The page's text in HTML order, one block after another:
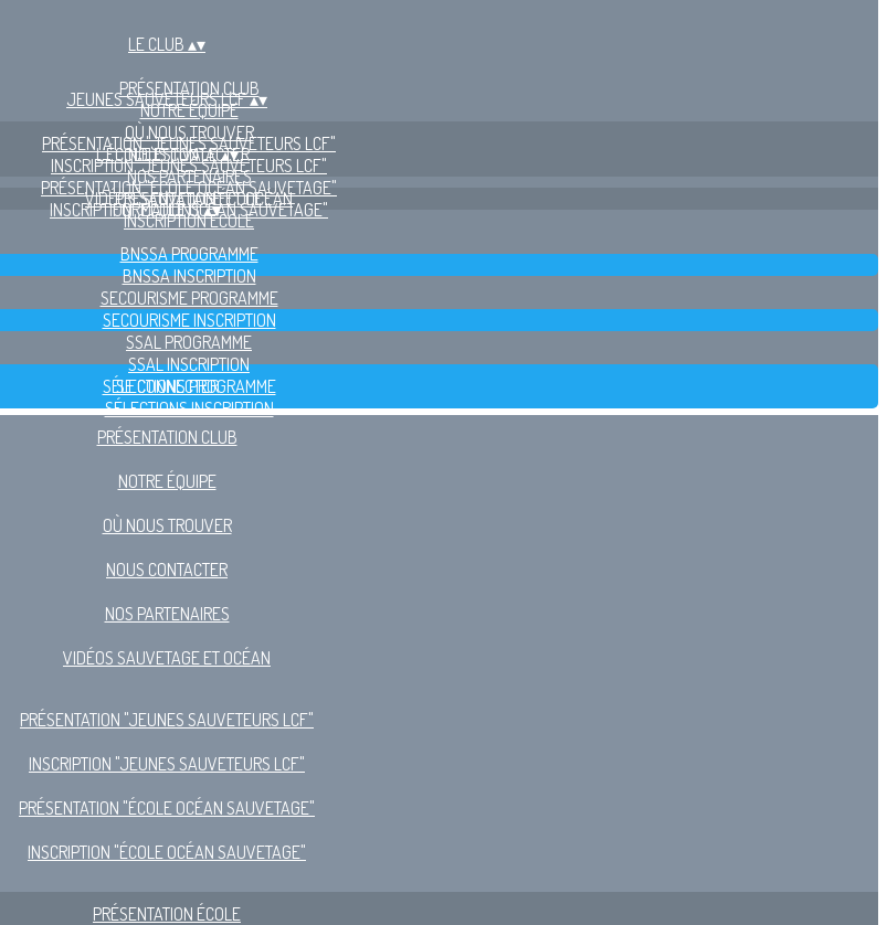
LE CLUB ▴▾
PRÉSENTATION CLUB
NOTRE ÉQUIPE
OÙ NOUS TROUVER
NOUS CONTACTER
NOS PARTENAIRES
VIDÉOS SAUVETAGE ET OCÉAN
JEUNES SAUVETEURS LCF▴▾
PRÉSENTATION "JEUNES SAUVETEURS LCF"
INSCRIPTION "JEUNES SAUVETEURS LCF"
PRÉSENTATION "ÉCOLE OCÉAN SAUVETAGE"
INSCRIPTION "ÉCOLE OCÉAN SAUVETAGE"
L'ÉCOLE ESTIVALE▴▾
PRÉSENTATION ÉCOLE
INSCRIPTION ECOLE
FORMATIONS▴▾
BNSSA PROGRAMME
BNSSA INSCRIPTION
SECOURISME PROGRAMME
SECOURISME INSCRIPTION
SSAL PROGRAMME
SSAL INSCRIPTION
SÉLECTIONS PROGRAMME
SÉLECTIONS INSCRIPTION
SE CONNECTER
PRÉSENTATION CLUB
NOTRE ÉQUIPE
OÙ NOUS TROUVER
NOUS CONTACTER
NOS PARTENAIRES
VIDÉOS SAUVETAGE ET OCÉAN
PRÉSENTATION "JEUNES SAUVETEURS LCF"
INSCRIPTION "JEUNES SAUVETEURS LCF"
PRÉSENTATION "ÉCOLE OCÉAN SAUVETAGE"
INSCRIPTION "ÉCOLE OCÉAN SAUVETAGE"
PRÉSENTATION ÉCOLE